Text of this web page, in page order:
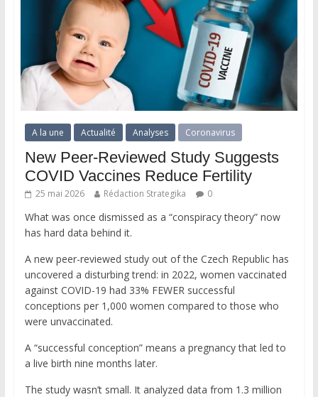
A la une Actualité Analyses Coronavirus
New Peer-Reviewed Study Suggests
COVID Vaccines Reduce Fertility
25 mai 2026 Rédaction Strategika 0
What was once dismissed as a “conspiracy theory” now
has hard data behind it.
A new peer-reviewed study out of the Czech Republic has
uncovered a disturbing trend: in 2022, women vaccinated
against COVID-19 had 33% FEWER successful
conceptions per 1,000 women compared to those who
were unvaccinated.
A “successful conception” means a pregnancy that led to
a live birth nine months later.
The study wasn’t small. It analyzed data from 1.3 million